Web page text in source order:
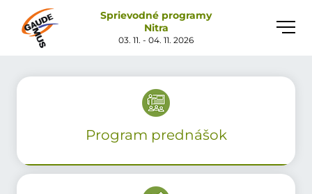
Sprievodné programy
Nitra
03. 11. - 04. 11. 2026
Toggle
Program prednášok